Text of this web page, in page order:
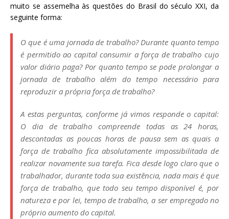
muito se assemelha às questões do Brasil do século XXI, da
seguinte forma:
O que é uma jornada de trabalho? Durante quanto tempo
é permitido ao capital consumir a força de trabalho cujo
valor diário paga? Por quanto tempo se pode prolongar a
jornada de trabalho além do tempo necessário para
reproduzir a própria força de trabalho?
A estas perguntas, conforme já vimos responde o capital:
O dia de trabalho compreende todas as 24 horas,
descontadas as poucas horas de pausa sem as quais a
força de trabalho fica absolutamente impossibilitada de
realizar novamente sua tarefa. Fica desde logo claro que o
trabalhador, durante toda sua existência, nada mais é que
força de trabalho, que todo seu tempo disponível é, por
natureza e por lei, tempo de trabalho, a ser empregado no
próprio aumento do capital.